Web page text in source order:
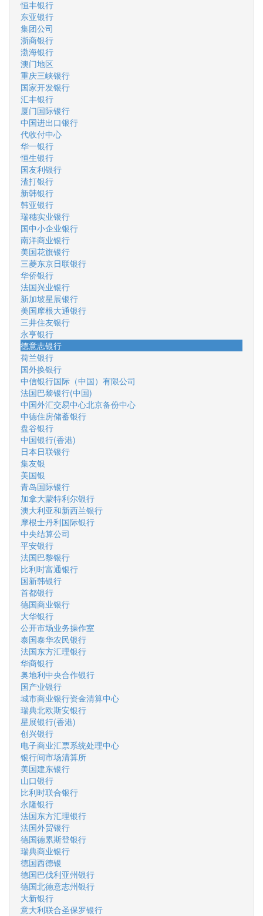
恒丰银行
东亚银行
集团公司
浙商银行
渤海银行
澳门地区
重庆三峡银行
国家开发银行
汇丰银行
厦门国际银行
中国进出口银行
代收付中心
华一银行
恒生银行
国友利银行
渣打银行
新韩银行
韩亚银行
瑞穗实业银行
国中小企业银行
南洋商业银行
美国花旗银行
三菱东京日联银行
华侨银行
法国兴业银行
新加坡星展银行
美国摩根大通银行
三井住友银行
永亨银行
德意志银行
荷兰银行
国外换银行
中信银行国际（中国）有限公司
法国巴黎银行(中国)
中国外汇交易中心北京备份中心
中德住房储蓄银行
盘谷银行
中国银行(香港)
日本日联银行
集友银
美国银
青岛国际银行
加拿大蒙特利尔银行
澳大利亚和新西兰银行
摩根士丹利国际银行
中央结算公司
平安银行
法国巴黎银行
比利时富通银行
国新韩银行
首都银行
德国商业银行
大华银行
公开市场业务操作室
泰国泰华农民银行
法国东方汇理银行
华商银行
奥地利中央合作银行
国产业银行
城市商业银行资金清算中心
瑞典北欧斯安银行
星展银行(香港)
创兴银行
电子商业汇票系统处理中心
银行间市场清算所
美国建东银行
山口银行
比利时联合银行
永隆银行
法国东方汇理银行
法国外贸银行
德国德累斯登银行
瑞典商业银行
德国西德银
德国巴伐利亚州银行
德国北德意志州银行
大新银行
意大利联合圣保罗银行